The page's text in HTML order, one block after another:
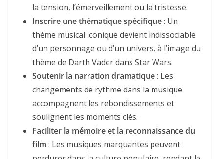
la tension, l’émerveillement ou la tristesse.
Inscrire une thématique spécifique: Un
thème musical iconique devient indissociable
d’un personnage ou d’un univers, à l’image du
thème de Darth Vader dans Star Wars.
Soutenir la narration dramatique: Les
changements de rythme dans la musique
accompagnent les rebondissements et
soulignent les moments clés.
Faciliter la mémoire et la reconnaissance du
film : Les musiques marquantes peuvent